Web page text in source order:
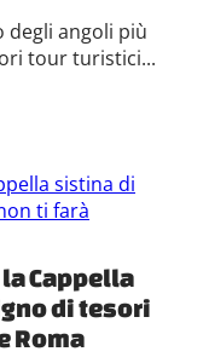
degli angoli più
tour turistici...
la Cappella
di tesori
Roma